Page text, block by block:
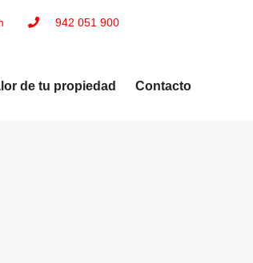
942 051 900
de tu propiedad Contacto